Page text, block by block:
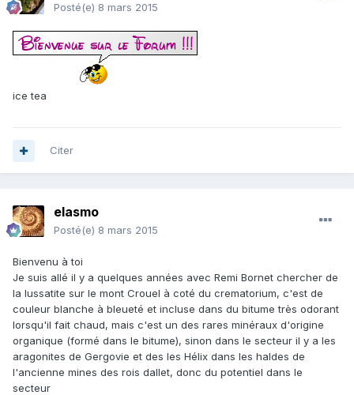
Posté(e) 8 mars 2015
ice tea
Citer
elasmo
Posté(e) 8 mars 2015
Bienvenu à toi
Je suis allé il y a quelques années avec Remi Bornet chercher de
la lussatite sur le mont Crouel à coté du crematorium, c'est de
couleur blanche à bleueté et incluse dans du bitume très odorant
lorsqu'il fait chaud, mais c'est un des rares minéraux d'origine
organique (formé dans le bitume), sinon dans le secteur il y a les
aragonites de Gergovie et des les Hélix dans les haldes de
l'ancienne mines des rois dallet, donc du potentiel dans le
secteur